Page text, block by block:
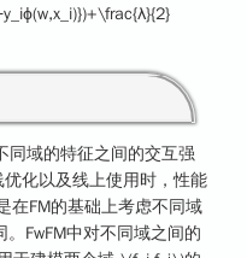
同域的特征之间的交互强
化以及线上使用时，性能
在FM的基础上考虑不同域
FwFM中对不同域之间的